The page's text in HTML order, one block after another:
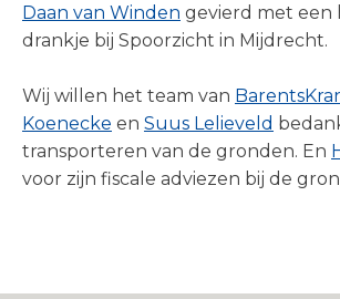
Team
Contact
Daan van Winden gevierd met een
drankje bij Spoorzicht in Mijdrecht.
Wij willen het team van
Koenecke en Suus Lelieveld
transporteren van de gronden. En
voor zijn fiscale adviezen bij de